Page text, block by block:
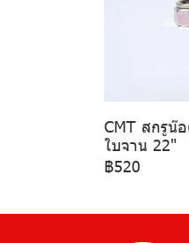
CMT สกรูน๊
ใบจาน 22"
฿520